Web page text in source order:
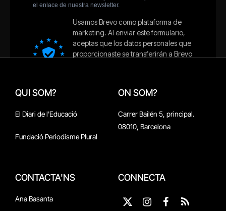
QUI SOM?
El Diari de l'Educació
Fundació Periodisme Plural
ON SOM?
Carrer Bailén 5, principal.
08010, Barcelona
CONTACTA'NS
Ana Basanta
CONNECTA
X
InstagramFacebook
RSS